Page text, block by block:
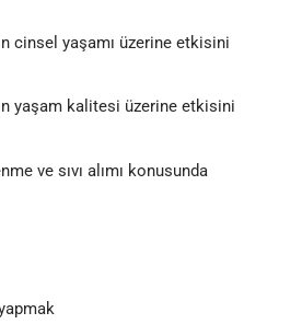
cinsel yaşamı üzerine etkisini
yaşam kalitesi üzerine etkisini
ve sıvı alımı konusunda